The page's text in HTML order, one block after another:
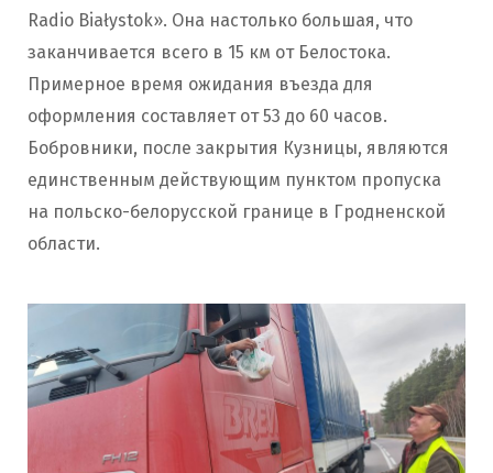
Radio Białystok». Она настолько большая, что
заканчивается всего в 15 км от Белостока.
Примерное время ожидания въезда для
оформления составляет от 53 до 60 часов.
Бобровники, после закрытия Кузницы, являются
единственным действующим пунктом пропуска
на польско-белорусской границе в Гродненской
области.